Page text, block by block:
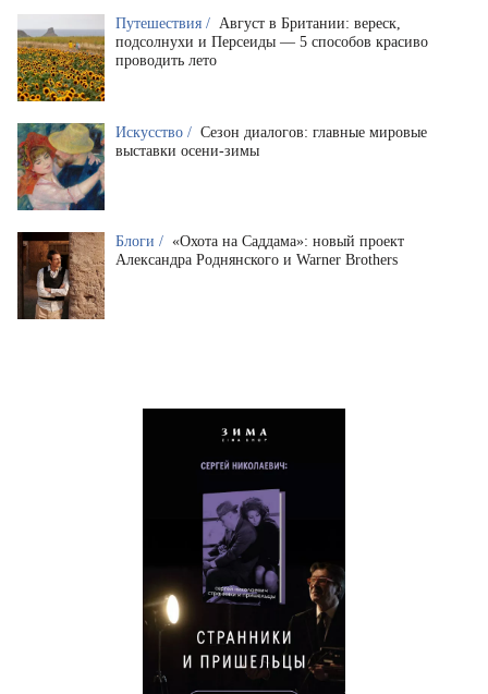
Путешествия / Август в Британии: вереск,
подсолнухи и Персеиды — 5 способов красиво
проводить лето
Искусство / Сезон диалогов: главные мировые
выставки осени-зимы
Блоги / «Охота на Саддама»: новый проект
Александра Роднянского и Warner Brothers